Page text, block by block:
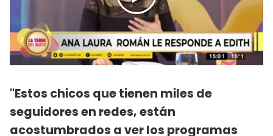
"Estos chicos que tienen miles de
seguidores en redes, están
acostumbrados a ver los programas